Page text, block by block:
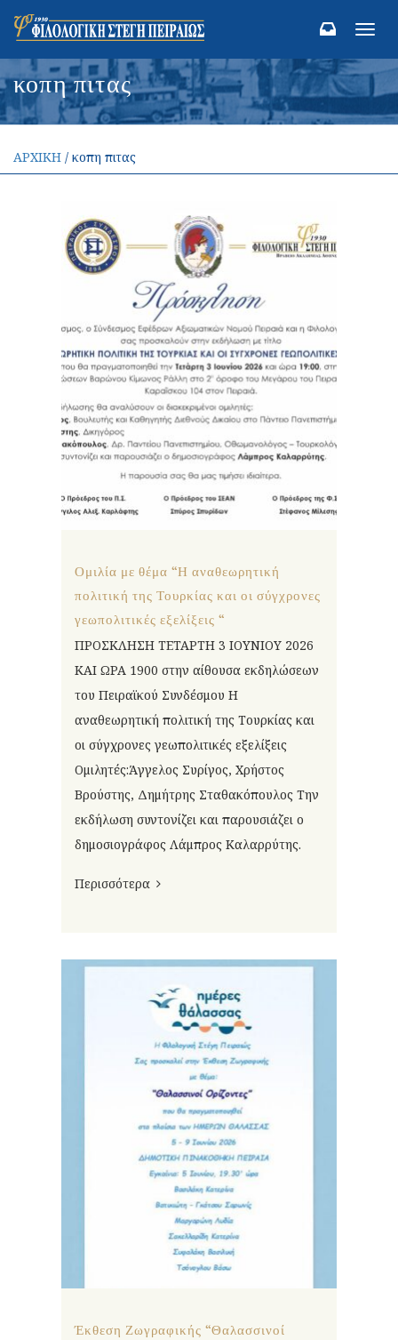
κοπη πιτας
ΑΡΧΙΚΗ / κοπη πιτας
Ομιλία με θέμα “Η αναθεωρητική
πολιτική της Τουρκίας και οι σύγχρονες
γεωπολιτικές εξελίξεις “
ΠΡΟΣΚΛΗΣΗ ΤΕΤΑΡΤΗ 3 ΙΟΥΝΙΟΥ 2026
ΚΑΙ ΩΡΑ 1900 στην αίθουσα εκδηλώσεων
του Πειραϊκού Συνδέσμου Η
αναθεωρητική πολιτική της Τουρκίας και
οι σύγχρονες γεωπολιτικές εξελίξεις
Ομιλητές:Άγγελος Συρίγος, Χρήστος
Βρούστης, Δημήτρης Σταθακόπουλος Την
εκδήλωση συντονίζει και παρουσιάζει ο
δημοσιογράφος Λάμπρος Καλαρρύτης.
Περισσότερα
Έκθεση Ζωγραφικής “Θαλασσινοί